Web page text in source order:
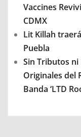
Vaccines
CDMX
Lit Killah
Puebla
Sin Tributos ni
Originales del
Banda ‘LTD